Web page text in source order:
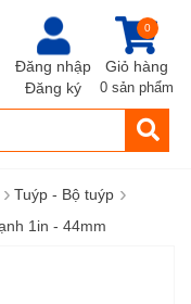
Đăng nhập
Đăng ký
Giỏ hàng
0
0 sản phẩm
› Tuýp - Bộ tuýp ›
1in - 44mm